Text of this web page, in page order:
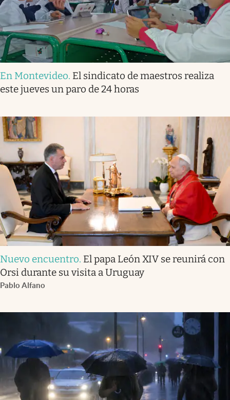
En Montevideo. El sindicato de maestros realiza
este jueves un paro de 24 horas
Nuevo encuentro. El papa León XIV se reunirá con
Orsi durante su visita a Uruguay
Pablo Alfano